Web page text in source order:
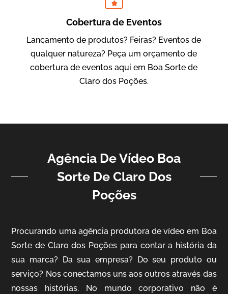
IBCC
ampri
Vídeo Institucional
Cobertura de Eventos
Lançamento de produtos? Feiras? Eventos de
qualquer natureza? Peça um orçamento de
cobertura de eventos aqui em Boa Sorte de
Claro dos Poções.
Agência De Vídeo Boa
Sorte De Claro Dos
Poções
Procurando uma agência produtora de vídeo em Boa
Sorte de Claro dos Poções para contar a história da
sua marca? Da sua empresa? Do seu produto ou
serviço? Nos conectamos uns aos outros através das
nossas histórias. No mundo corporativo não é